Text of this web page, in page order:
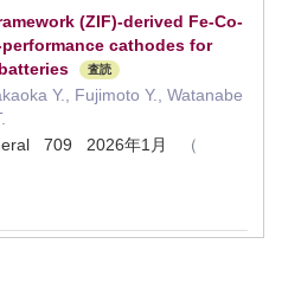
(ZIF)-derived Fe-Co-
cathodes for
査読
Y., Fujimoto Y., Watanabe
709 2026年1月
（